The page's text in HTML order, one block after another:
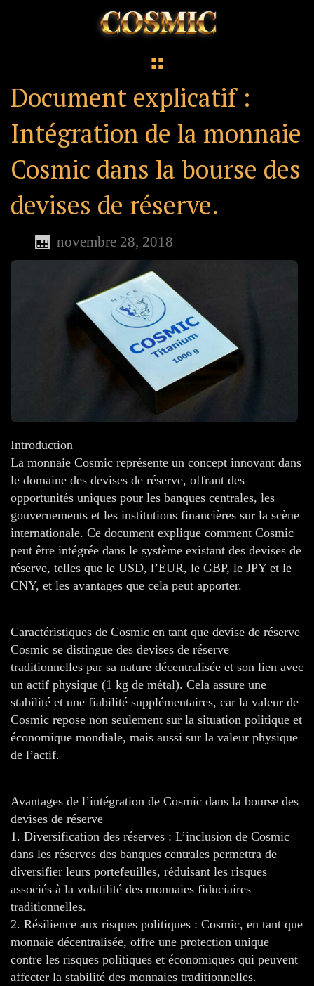
Document explicatif :
Intégration de la monnaie
Cosmic dans la bourse des
devises de réserve.
novembre 28, 2018
Introduction
La monnaie Cosmic représente un concept innovant dans
le domaine des devises de réserve, offrant des
opportunités uniques pour les banques centrales, les
gouvernements et les institutions financières sur la scène
internationale. Ce document explique comment Cosmic
peut être intégrée dans le système existant des devises de
réserve, telles que le USD, l’EUR, le GBP, le JPY et le
CNY, et les avantages que cela peut apporter.
Caractéristiques de Cosmic en tant que devise de réserve
Cosmic se distingue des devises de réserve
traditionnelles par sa nature décentralisée et son lien avec
un actif physique (1 kg de métal). Cela assure une
stabilité et une fiabilité supplémentaires, car la valeur de
Cosmic repose non seulement sur la situation politique et
économique mondiale, mais aussi sur la valeur physique
de l’actif.
Avantages de l’intégration de Cosmic dans la bourse des
devises de réserve
1. Diversification des réserves : L’inclusion de Cosmic
dans les réserves des banques centrales permettra de
diversifier leurs portefeuilles, réduisant les risques
associés à la volatilité des monnaies fiduciaires
traditionnelles.
2. Résilience aux risques politiques : Cosmic, en tant que
monnaie décentralisée, offre une protection unique
contre les risques politiques et économiques qui peuvent
affecter la stabilité des monnaies traditionnelles.